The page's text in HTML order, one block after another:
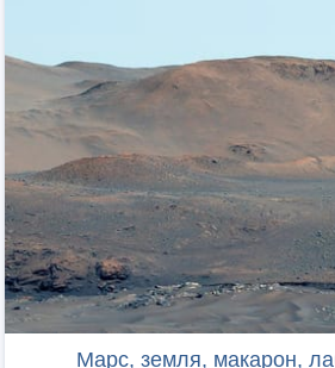
Марс, земля, макарон,